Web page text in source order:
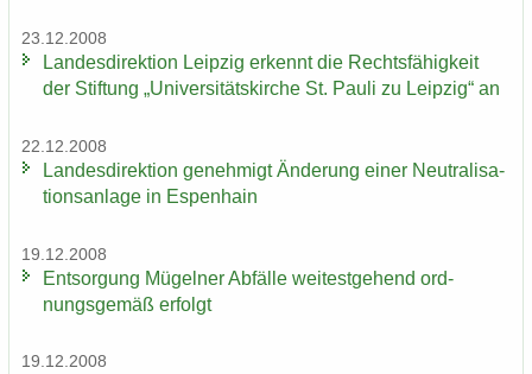
23.12.2008
Lan­des­di­rek­ti­on Leip­zig er­kennt die Rechts­fä­hig­keit
der Stif­tung „Uni­ver­si­täts­kir­che St. Pauli zu Leip­zig“ an
22.12.2008
Lan­des­di­rek­ti­on ge­neh­migt Än­de­rung einer Neu­tra­li­sa­
ti­ons­an­la­ge in Es­pen­hain
19.12.2008
Ent­sor­gung Mü­gel­ner Ab­fäl­le wei­test­ge­hend ord­
nungs­ge­mäß er­folgt
19.12.2008